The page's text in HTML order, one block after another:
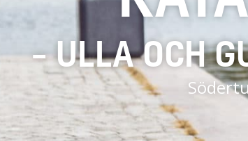
– ULLA OCH
– CARL
Neptunigatan/